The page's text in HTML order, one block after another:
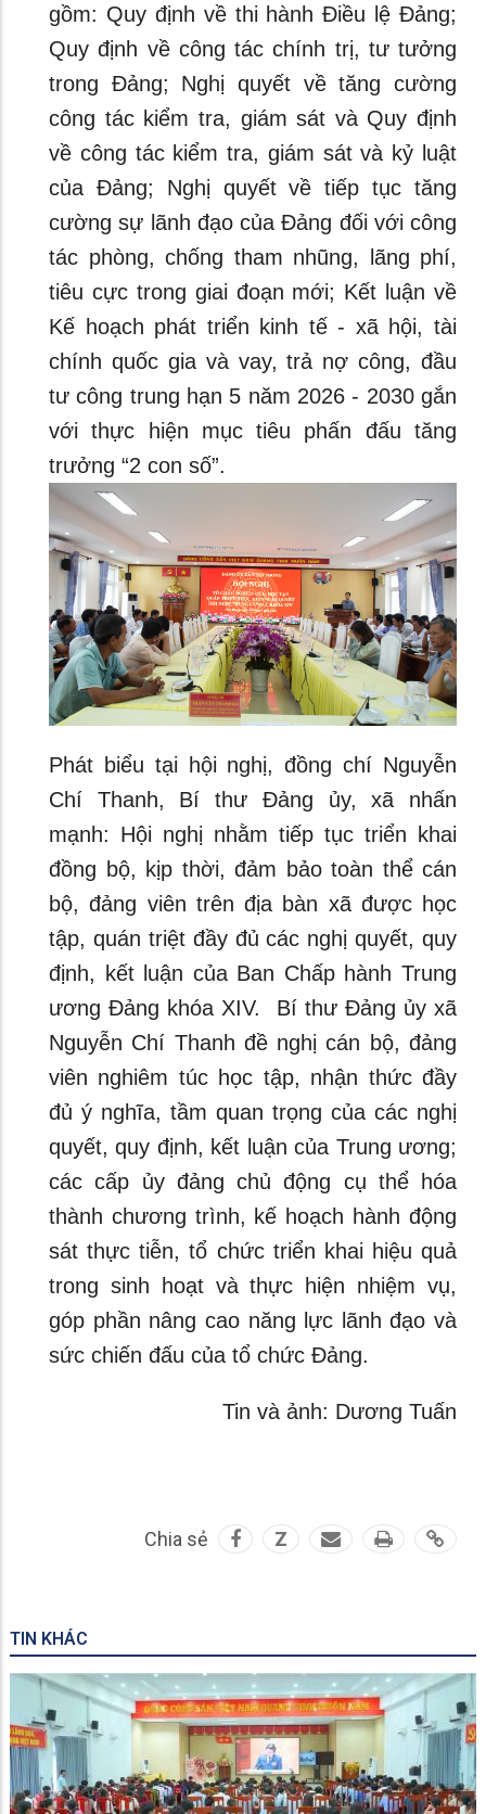
gồm: Quy định về thi hành Điều lệ Đảng;
Quy định về công tác chính trị, tư tưởng
trong Đảng; Nghị quyết về tăng cường
công tác kiểm tra, giám sát và Quy định
về công tác kiểm tra, giám sát và kỷ luật
của Đảng; Nghị quyết về tiếp tục tăng
cường sự lãnh đạo của Đảng đối với công
tác phòng, chống tham nhũng, lãng phí,
tiêu cực trong giai đoạn mới; Kết luận về
Kế hoạch phát triển kinh tế - xã hội, tài
chính quốc gia và vay, trả nợ công, đầu
tư công trung hạn 5 năm 2026 - 2030 gắn
với thực hiện mục tiêu phấn đấu tăng
trưởng “2 con số”.
Phát biểu tại hội nghị, đồng chí Nguyễn
Chí Thanh, Bí thư Đảng ủy, xã nhấn
mạnh: Hội nghị nhằm tiếp tục triển khai
đồng bộ, kịp thời, đảm bảo toàn thể cán
bộ, đảng viên trên địa bàn xã được học
tập, quán triệt đầy đủ các nghị quyết, quy
định, kết luận của Ban Chấp hành Trung
ương Đảng khóa XIV. Bí thư Đảng ủy xã
Nguyễn Chí Thanh đề nghị cán bộ, đảng
viên nghiêm túc học tập, nhận thức đầy
đủ ý nghĩa, tầm quan trọng của các nghị
quyết, quy định, kết luận của Trung ương;
các cấp ủy đảng chủ động cụ thể hóa
thành chương trình, kế hoạch hành động
sát thực tiễn, tổ chức triển khai hiệu quả
trong sinh hoạt và thực hiện nhiệm vụ,
góp phần nâng cao năng lực lãnh đạo và
sức chiến đấu của tổ chức Đảng.
Tin và ảnh: Dương Tuấn
Chia sẻ Z
TIN KHÁC